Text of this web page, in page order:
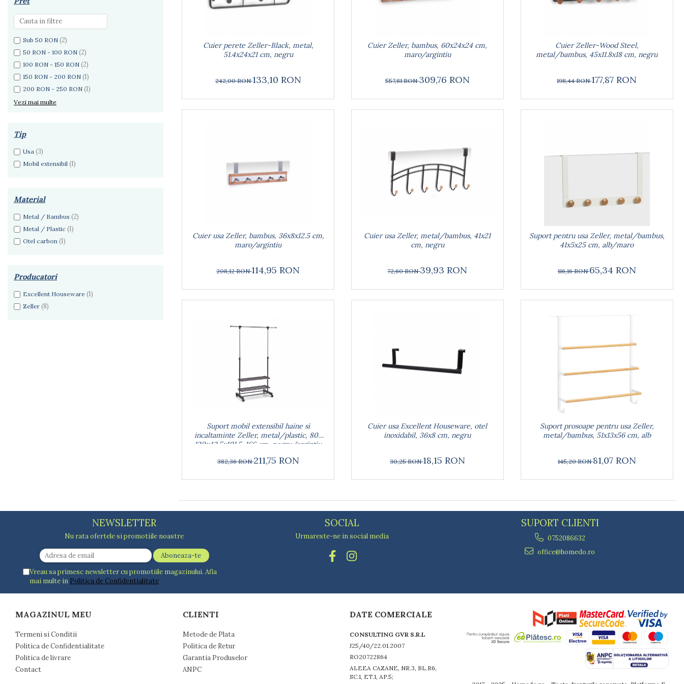
Naproane si capace acoperire
alimente
Oliviere si solnite
Platouri servire
Suporturi oale
Tavi servire
Seturi servire tapas
Sosiere
Suport servetele
Cutii Alimentare
Cutii pentru paine
Recipiente si borcane
Obiecte mobilier
Accesorii mobilier
Dulapuri
Etajere
Ascutitori cutite
Cutite
Decojitoare fructe si legume
Odorizant frigider
Prosoape bucatarie
Seturi cutite
Ustensile de masurat
Ustensile fragezire carne
Ustensile gatire la aburi
Capace pentru vase
Tavi copt
Tigai
Suporturi
Suporturi si rame fotografii
Odorizante auto
Odorizante camera
Seturi desen
Sub 50 RON (2)
50 RON - 100 RON (2)
100 RON - 150 RON (2)
150 RON - 200 RON (1)
200 RON - 250 RON (1)
Vezi mai multe
Tip
Usa (3)
Mobil extensibil (1)
Material
Metal / Bambus (2)
Metal / Plastic (1)
Otel carbon (1)
Producatori
Excellent Houseware (1)
Zeller (8)
Cuier perete Zeller-Black, metal,
51.4x24x21 cm, negru
242,00 RON133,10 RON
Cuier Zeller, bambus, 60x24x24 cm,
maro/argintiu
557,81 RON309,76 RON
Cuier Zeller-Wood Steel,
metal/bambus, 45x11.8x18 cm, negru
198,44 RON177,87 RON
Cuier usa Zeller, bambus, 36x8x12.5 cm,
maro/argintiu
208,12 RON114,95 RON
Cuier usa Zeller, metal/bambus, 41x21
cm, negru
72,60 RON39,93 RON
Suport pentru usa Zeller, metal/bambus,
41x5x25 cm, alb/maro
116,16 RON65,34 RON
Suport mobil extensibil haine si
incaltaminte Zeller, metal/plastic, 80-
120x42.5x101.5-166 cm, negru/argintiu
382,36 RON211,75 RON
Cuier usa Excellent Houseware, otel
inoxidabil, 36x8 cm, negru
30,25 RON18,15 RON
Suport prosoape pentru usa Zeller,
metal/bambus, 51x13x56 cm, alb
145,20 RON81,07 RON
NEWSLETTER
Nu rata ofertele si promotiile noastre
Vreau sa primesc newsletter cu promotiile magazinului. Afla
mai multe in Politica de Confidentialitate
SOCIAL
Urmareste-ne in social media
SUPORT CLIENTI
0752086632
office@homedo.ro
MAGAZINUL MEU
Termeni si Conditii
Politica de Confidentialitate
Politica de livrare
Contact
CLIENTI
Metode de Plata
Politica de Retur
Garantia Produselor
ANPC
DATE COMERCIALE
CONSULTING GVR S.R.L
J25/40/22.01.2007
RO20722864
ALEEA CAZANE, NR.3, BL.R6,
SC.1, ET.1, AP.5;